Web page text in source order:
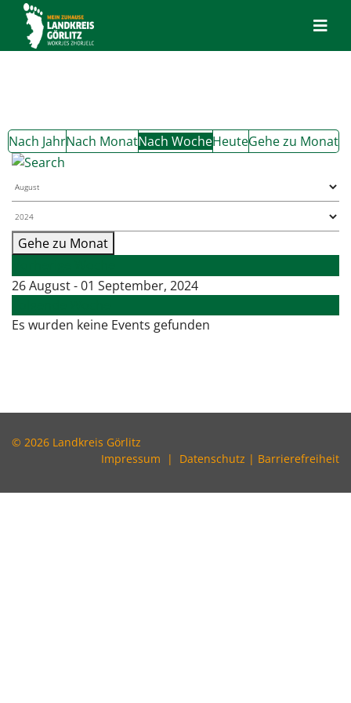
Nach JahrNach MonatNach WocheHeuteGehe zu Monat
Gehe zu Monat
26 August - 01 September, 2024
Es wurden keine Events gefunden
© 2026 Landkreis Görlitz
Impressum | Datenschutz | Barrierefreiheit